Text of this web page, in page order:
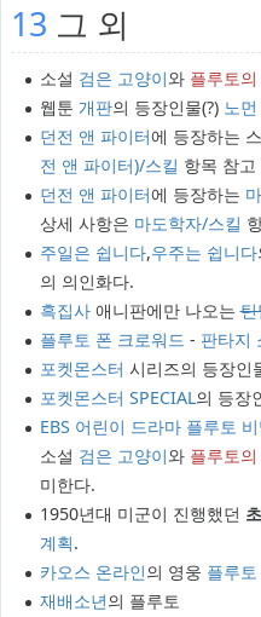
13 그 외
소설 검은 고양이와 플루토의
웹툰 개판의 등장인물(?) 노
던전 앤 파이터에 등장하는
전 앤 파이터)/스킬 항목 참고
던전 앤 파이터에 등장하는
상세 사항은 마도학자/스킬
주일은 쉽니다,우주는 쉽니다
의 의인화다.
흑집사애니판에만 나오는틴
플루토 폰 크로워드 - 판타지
포켓몬스터 시리즈의 등장인
포켓몬스터 SPECIAL의 등장
EBS 어린이 드라마 플루토
소설 검은 고양이와 플루토의
미한다.
1950년대 미군이 진행했던
계획.
카오스 온라인의 영웅 플루토
재배소년의 플루토